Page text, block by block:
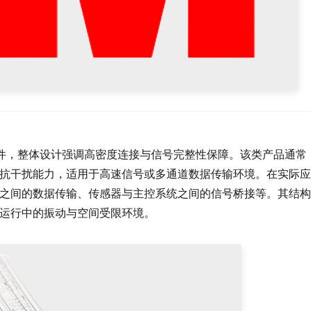
整体设计强调高密度连接与信号完整性保障。该类产品通常
干扰能力，适用于高速信号或多通道数据传输环境。在实际应
间的数据传输、传感器与主控系统之间的信号桥接等。其结构
行中的振动与空间受限环境。